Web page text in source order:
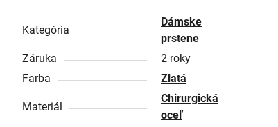
Kategória
Dámske
prstene
Záruka
2 roky
Farba
Zlatá
Materiál
Chirurgická
oceľ